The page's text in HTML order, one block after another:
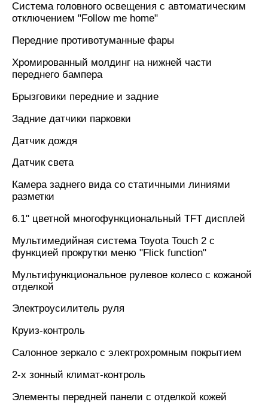
Система головного освещения с автоматическим
отключением "Follow me home"
Передние противотуманные фары
Хромированный молдинг на нижней части
переднего бампера
Брызговики передние и задние
Задние датчики парковки
Датчик дождя
Датчик света
Камера заднего вида со статичными линиями
разметки
6.1'' цветной многофункциональный TFT дисплей
Мультимедийная система Toyota Touch 2 с
функцией прокрутки меню "Flick function"
Мультифункциональное рулевое колесо с кожаной
отделкой
Электроусилитель руля
Круиз-контроль
Салонное зеркало с электрохромным покрытием
2-х зонный климат-контроль
Элементы передней панели с отделкой кожей